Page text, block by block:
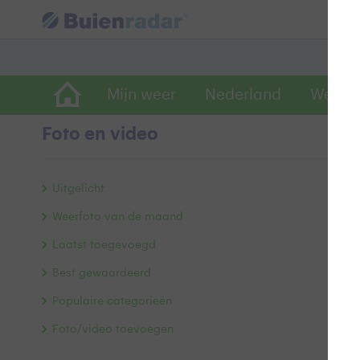
Mijn weer Nederland
Foto en video
Uitgelicht
Weerfoto van de maand
Laatst toegevoegd
Best gewaardeerd
Populaire categorieën
Foto/video toevoegen